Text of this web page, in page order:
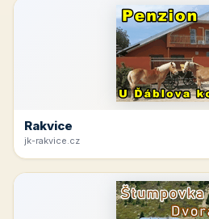
Rakvice
jk-rakvice.cz